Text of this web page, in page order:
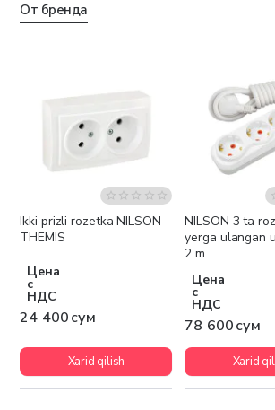
От бренда
Ikki prizli rozetka NILSON
THEMIS
Цена
с
НДС
24 400 сум
Xarid qilish
NILSON 3 ta
yerga ulangan
2 m
Цена
с
НДС
78 600 сум
Xarid